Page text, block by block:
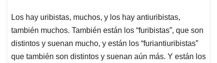
Los hay uribistas, muchos, y los hay antiuribistas,
también muchos. También están los “furibistas”, que son
distintos y suenan mucho, y están los “furiantiuribistas”
que también son distintos y suenan aún más. Y están los